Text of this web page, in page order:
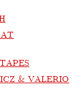
& VALERIO